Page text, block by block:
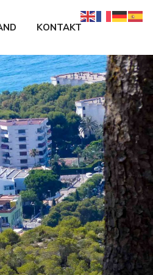
KONTAKT